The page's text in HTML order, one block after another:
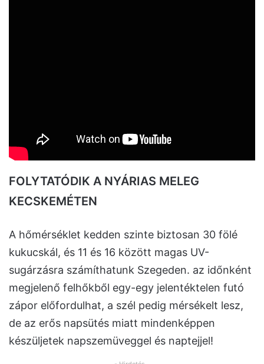
FOLYTATÓDIK A NYÁRIAS MELEG
KECSKEMÉTEN
A hőmérséklet kedden szinte biztosan 30 fölé
kukucskál, és 11 és 16 között magas UV-
sugárzásra számíthatunk Szegeden. az időnként
megjelenő felhőkből egy-egy jelentéktelen futó
zápor előfordulhat, a szél pedig mérsékelt lesz,
de az erős napsütés miatt mindenképpen
készüljetek napszemüveggel és naptejjel!